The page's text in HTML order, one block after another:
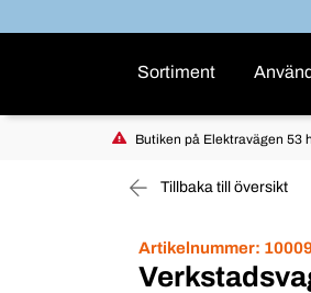
Sortiment
Butiken på Elektravägen 53
Tillbaka till översikt
Artikelnummer: